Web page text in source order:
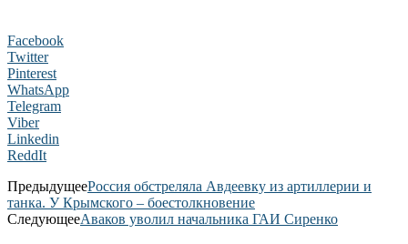
Facebook
Twitter
Pinterest
WhatsApp
Telegram
Viber
Linkedin
ReddIt
ПредыдущееРоссия обстреляла Авдеевку из артиллерии и
танка. У Крымского – боестолкновение
СледующееАваков уволил начальника ГАИ Сиренко